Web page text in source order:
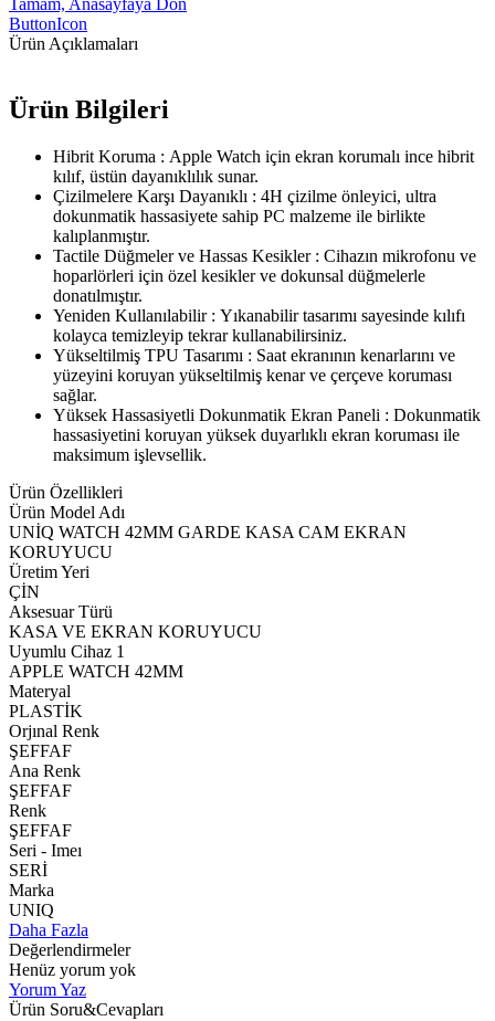
ButtonIcon
Ürün Açıklamaları
Ürün Bilgileri
Hibrit Koruma : Apple Watch için ekran korumalı ince hibrit
kılıf, üstün dayanıklılık sunar.
Çizilmelere Karşı Dayanıklı : 4H çizilme önleyici, ultra
dokunmatik hassasiyete sahip PC malzeme ile birlikte
kalıplanmıştır.
Tactile Düğmeler ve Hassas Kesikler : Cihazın mikrofonu ve
hoparlörleri için özel kesikler ve dokunsal düğmelerle
donatılmıştır.
Yeniden Kullanılabilir : Yıkanabilir tasarımı sayesinde kılıfı
kolayca temizleyip tekrar kullanabilirsiniz.
Yükseltilmiş TPU Tasarımı : Saat ekranının kenarlarını ve
yüzeyini koruyan yükseltilmiş kenar ve çerçeve koruması
sağlar.
Yüksek Hassasiyetli Dokunmatik Ekran Paneli : Dokunmatik
hassasiyetini koruyan yüksek duyarlıklı ekran koruması ile
maksimum işlevsellik.
Ürün Özellikleri
Ürün Model Adı
UNİQ WATCH 42MM GARDE KASA CAM EKRAN
KORUYUCU
Üretim Yeri
ÇİN
Aksesuar Türü
KASA VE EKRAN KORUYUCU
Uyumlu Cihaz 1
APPLE WATCH 42MM
Materyal
PLASTİK
Orjınal Renk
ŞEFFAF
Ana Renk
ŞEFFAF
Renk
ŞEFFAF
Seri - Imeı
SERİ
Marka
UNIQ
Daha Fazla
Değerlendirmeler
Henüz yorum yok
Yorum Yaz
Ürün Soru&Cevapları